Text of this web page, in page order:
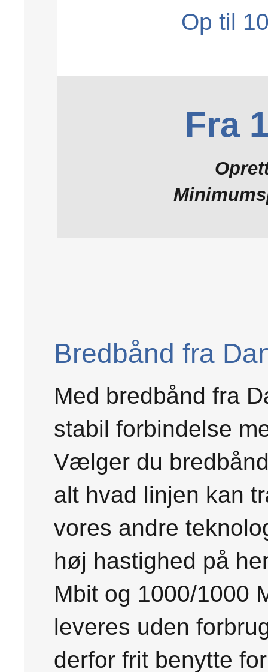
Op til
Fra
Bredbånd fra
Med bredbånd fra
stabil forbindelse
Vælger du
alt hvad linjen kan
vores andre
høj hastighed på
Mbit og 1000/1000
leveres uden
derfor frit benytte